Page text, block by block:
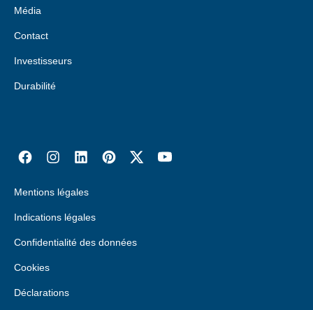
Média
Contact
Investisseurs
Durabilité
Mentions légales
Indications légales
Confidentialité des données
Cookies
Déclarations